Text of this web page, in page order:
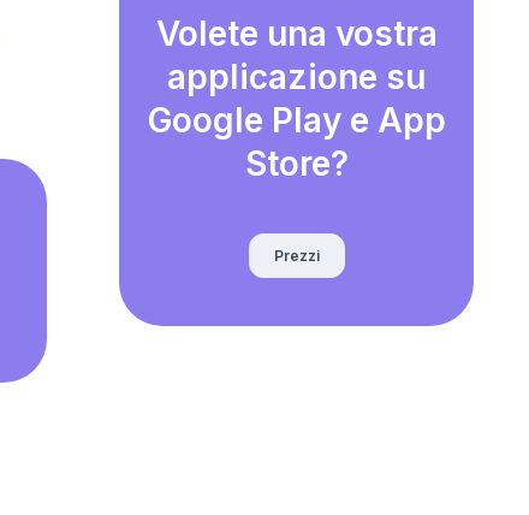
Volete una vostra
applicazione su
Google Play e App
Store?
Prezzi